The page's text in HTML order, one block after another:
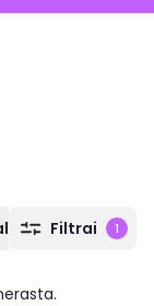
Filtrai 1